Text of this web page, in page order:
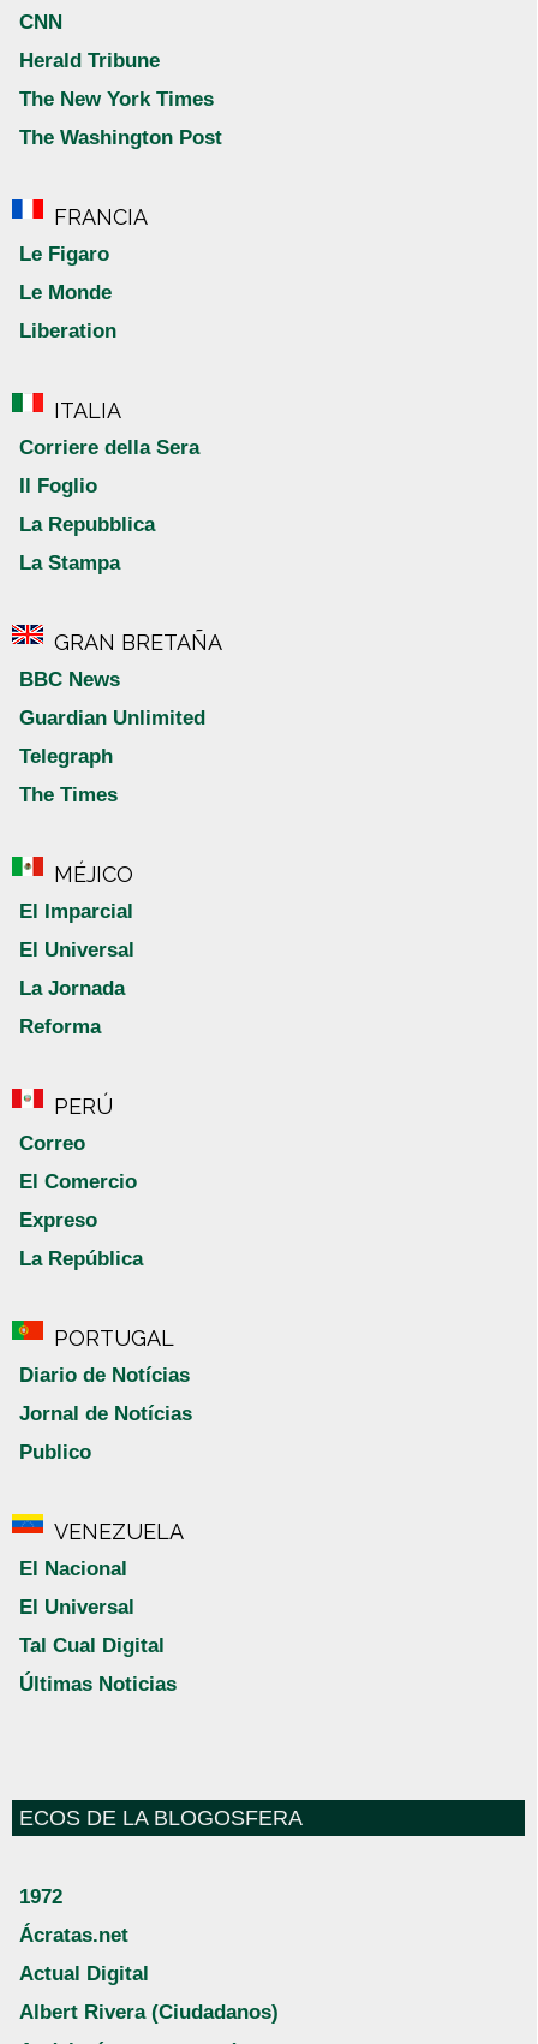
CNN
Herald Tribune
The New York Times
The Washington Post
FRANCIA
Le Figaro
Le Monde
Liberation
ITALIA
Corriere della Sera
Il Foglio
La Repubblica
La Stampa
GRAN BRETAÑA
BBC News
Guardian Unlimited
Telegraph
The Times
MÉJICO
El Imparcial
El Universal
La Jornada
Reforma
PERÚ
Correo
El Comercio
Expreso
La República
PORTUGAL
Diario de Notícias
Jornal de Notícias
Publico
VENEZUELA
El Nacional
El Universal
Tal Cual Digital
Últimas Noticias
ECOS DE LA BLOGOSFERA
1972
Ácratas.net
Actual Digital
Albert Rivera (Ciudadanos)